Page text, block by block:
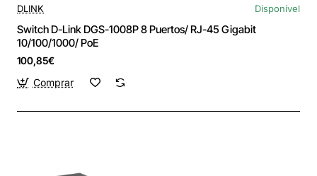
DLINK Disponível
Switch D-Link DGS-1008P 8 Puertos/ RJ-45 Gigabit
10/100/1000/ PoE
100,85€
Comprar